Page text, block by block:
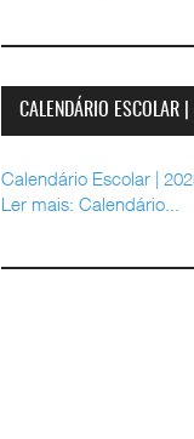
CALENDÁRIO
Calendário Escolar |
Ler mais: Calendário...